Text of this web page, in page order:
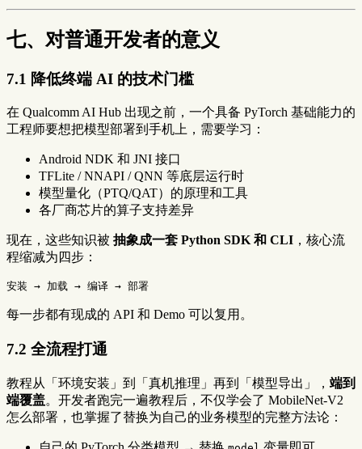
七、对普通开发者的意义
7.1 降低终端 AI 的技术门槛
在 Qualcomm AI Hub 出现之前，一个具备 PyTorch 基础能力的
工程师要想把模型部署到手机上，需要学习：
Android NDK 和 JNI 接口
TFLite / NNAPI / QNN 等底层运行时
模型量化（PTQ/QAT）的原理和工具
各厂商芯片的算子支持差异
现在，这些知识被 抽象成一套 Python SDK 和 CLI ，核心流
程缩减为四步：
每一步都有现成的 API 和 Demo 可以复用。
7.2 全流程打通
教程从「环境安装」到「真机推理」再到「模型导出」， 端到
端覆盖。开发者跑完一遍教程后，不仅学会了 MobileNet-V2
怎么部署，也掌握了替换为自己的业务模型的完整方法论：